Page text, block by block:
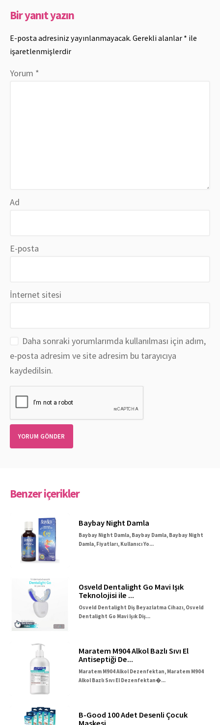
Bir yanıt yazın
E-posta adresiniz yayınlanmayacak. Gerekli alanlar * ile
işaretlenmişlerdir
Yorum *
Ad
E-posta
İnternet sitesi
Daha sonraki yorumlarımda kullanılması için adım,
e-posta adresim ve site adresim bu tarayıcıya
kaydedilsin.
Benzer içerikler
Baybay Night Damla
Baybay Night Damla, Baybay Damla, Baybay Night
Damla, Fiyatları, Kullanıcı Yo...
Osveld Dentalight Go Mavi Işık
Teknolojisi ile ...
Osveld Dentalight Diş Beyazlatma Cihazı, Osveld
Dentalight Go Mavi Işık Diş...
Maratem M904 Alkol Bazlı Sıvı El
Antiseptiği De...
Maratem M904 Alkol Dezenfektan, Maratem M904
Alkol Bazlı Sıvı El Dezenfektan�...
B-Good 100 Adet Desenli Çocuk